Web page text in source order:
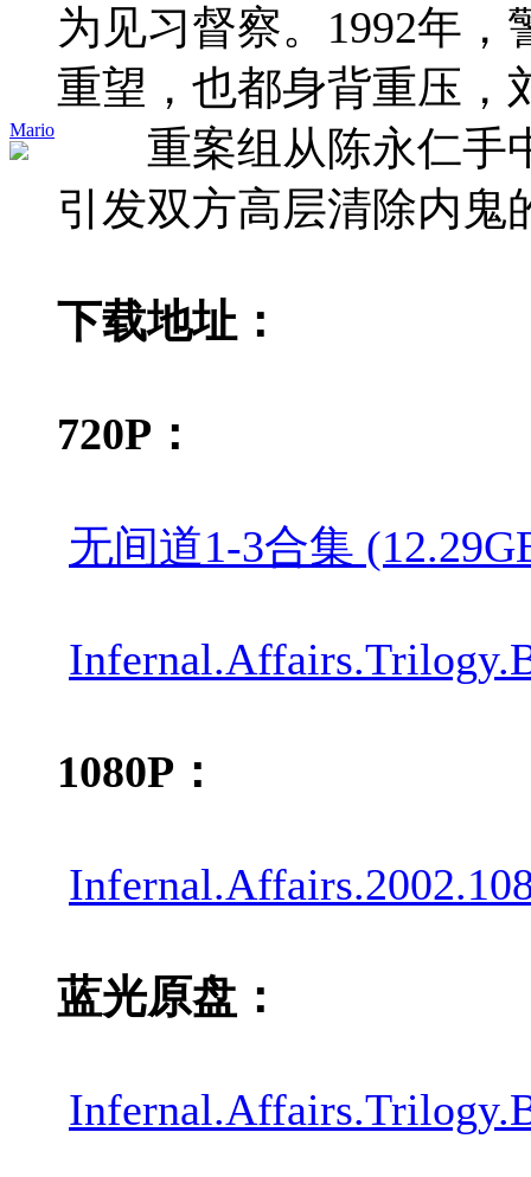
Mario
为见习督察。1992年
重望，也都身背重压，
重案组从陈永仁手中
引发双方高层清除内鬼
下载地址：
720P：
无间道1-3合集
1080P：
蓝光原盘：